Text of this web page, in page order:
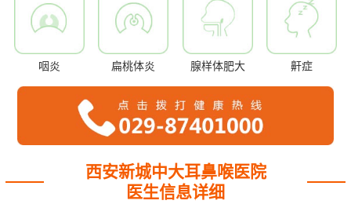
咽炎 扁桃体炎 腺样体肥大 鼾症
西安新城中大耳鼻喉医院
医生信息详细